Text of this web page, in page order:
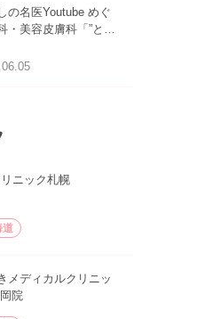
の名医Youtube めぐ
・美容皮膚科「”とお
肌悩みに本気で答え
ニック札幌
道
メディカルクリニッ
院